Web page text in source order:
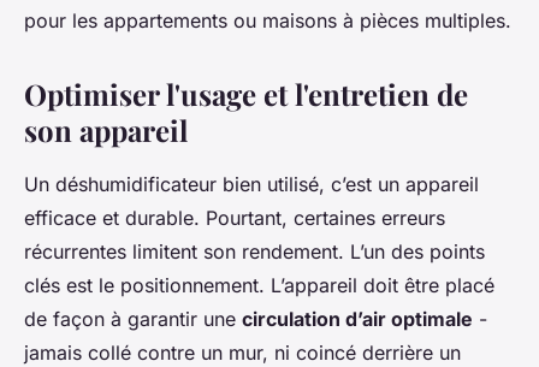
pour les appartements ou maisons à pièces multiples.
Optimiser l'usage et l'entretien de
son appareil
Un déshumidificateur bien utilisé, c’est un appareil
efficace et durable. Pourtant, certaines erreurs
récurrentes limitent son rendement. L’un des points
clés est le positionnement. L’appareil doit être placé
de façon à garantir une circulation d’air optimale -
jamais collé contre un mur, ni coincé derrière un